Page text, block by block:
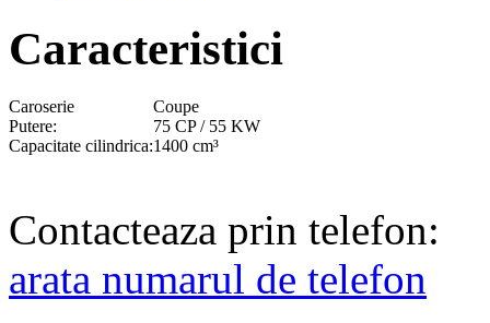
Caracteristici
Caroserie
Coupe
Putere:
75 CP / 55 KW
Capacitate cilindrica:1400 cm³
Contacteaza prin telefon:
arata numarul de telefon